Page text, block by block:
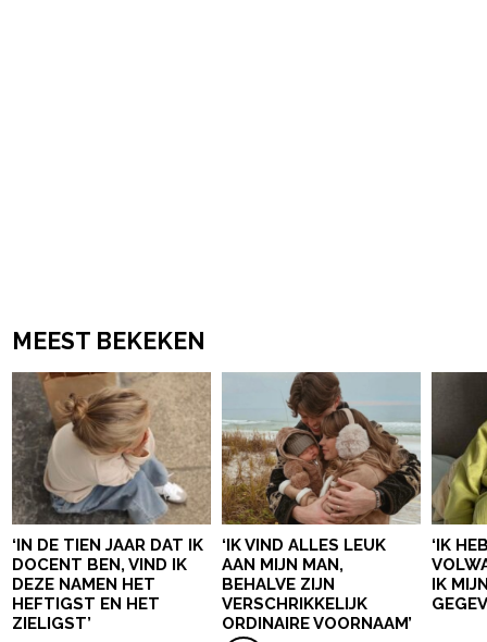
MEEST BEKEKEN
‘IN DE TIEN JAAR DAT IK
DOCENT BEN, VIND IK
DEZE NAMEN HET
HEFTIGST EN HET
ZIELIGST’
‘IK VIND ALLES LEUK
AAN MIJN MAN,
BEHALVE ZIJN
VERSCHRIKKELIJK
ORDINAIRE VOORNAAM’
‘IK
IK